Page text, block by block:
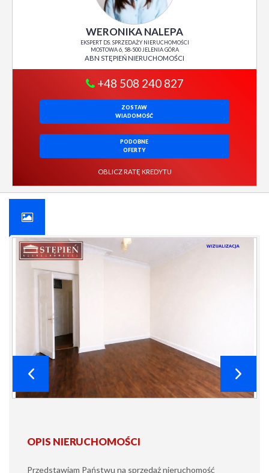
WERONIKA NALEPA
EKSPERT DS. SPRZEDAŻY NIERUCHOMOŚCI
MOSTOWA 6, 58-500 JELENIA GÓRA
ABN STĘPIEŃ NIERUCHOMOŚCI
+48 508 240 827
ZOSTAW
WIADOMOŚĆ
PODOBNE
OFERTY
OBLICZ RATĘ KREDYTU
OPIS NIERUCHOMOŚCI
Przedstawiam Państwu na sprzedaż nieruchomość